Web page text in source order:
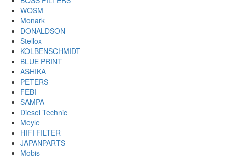
WOSM
Monark
DONALDSON
Stellox
KOLBENSCHMIDT
BLUE PRINT
ASHIKA
PETERS
FEBI
SAMPA
Diesel Technic
Meyle
HIFI FILTER
JAPANPARTS
Mobis